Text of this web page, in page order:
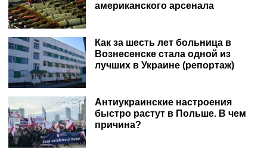
американского арсенала
Как за шесть лет больница в
Вознесенске стала одной из
лучших в Украине (репортаж)
Антиукраинские настроения
быстро растут в Польше. В чем
причина?